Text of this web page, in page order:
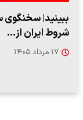
"کوماموتو" ژاپن ۹ روز…
۱۶ مرداد ۱۴۰۵